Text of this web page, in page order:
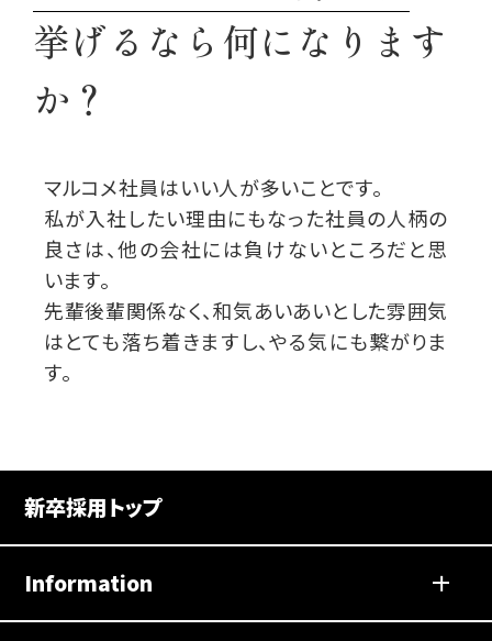
挙げるなら何になります
か？
マルコメ社員はいい人が多いことです。
私が入社したい理由にもなった社員の人柄の
良さは、他の会社には負けないところだと思
います。
先輩後輩関係なく、和気あいあいとした雰囲気
はとても落ち着きますし、やる気にも繋がりま
す。
新卒採用トップ
Information